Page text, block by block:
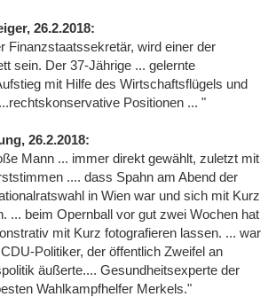
26.2.2018:
Finanzstaatssekretär, wird einer der
sein. Der 37-Jährige ... gelernte
mit Hilfe des Wirtschaftsflügels und
Positionen ... "
26.2.2018:
Mann ... immer direkt gewählt, zuletzt mit
.... dass Spahn am Abend der
in Wien war und sich mit Kurz
... beim Opernball vor gut zwei Wochen hat
mit Kurz fotografieren lassen. ... war
Politiker, der öffentlich Zweifel an
äußerte.... Gesundheitsexperte der
Wahlkampfhelfer Merkels."